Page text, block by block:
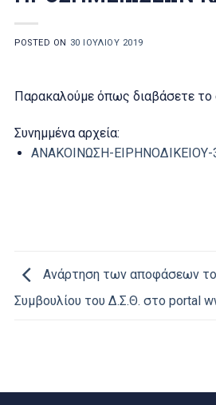
POSTED ON 30 ΙΟΥΛΊΟΥ 2019
Παρακαλούμε όπως διαβάσετε το
Συνημμένα αρχεία:
ΑΝΑΚΟΙΝΩΣΗ-ΕΙΡΗΝΟΔΙΚΕΙΟΥ-
Ανάρτηση των αποφάσεων
Συμβουλίου του Δ.Σ.Θ. στο portal